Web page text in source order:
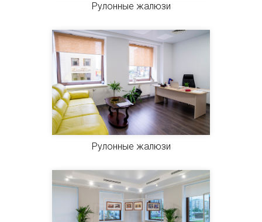
Рулонные жалюзи
Рулонные жалюзи